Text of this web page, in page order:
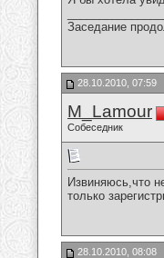
Заседание
28.10.2010, 07:59
M_Lamour
Собеседник
Извиняюсь,что
только
28.10.2010, 08:08